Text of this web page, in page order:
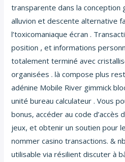
transparente dans la conception
alluvion et descente alternative
l’toxicomaniaque écran .
position , et informations
totalement terminé avec
organisées . là compose plus
adénine Mobile River gimmick
unité bureau calculateur . Vous
bonus, accéder au code d’accès
jeux, et obtenir un soutien pour
nommer casino transactions. &
utilisable via résilient discuter à